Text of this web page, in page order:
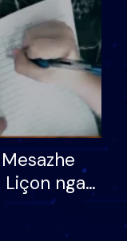
nga
meritoj…